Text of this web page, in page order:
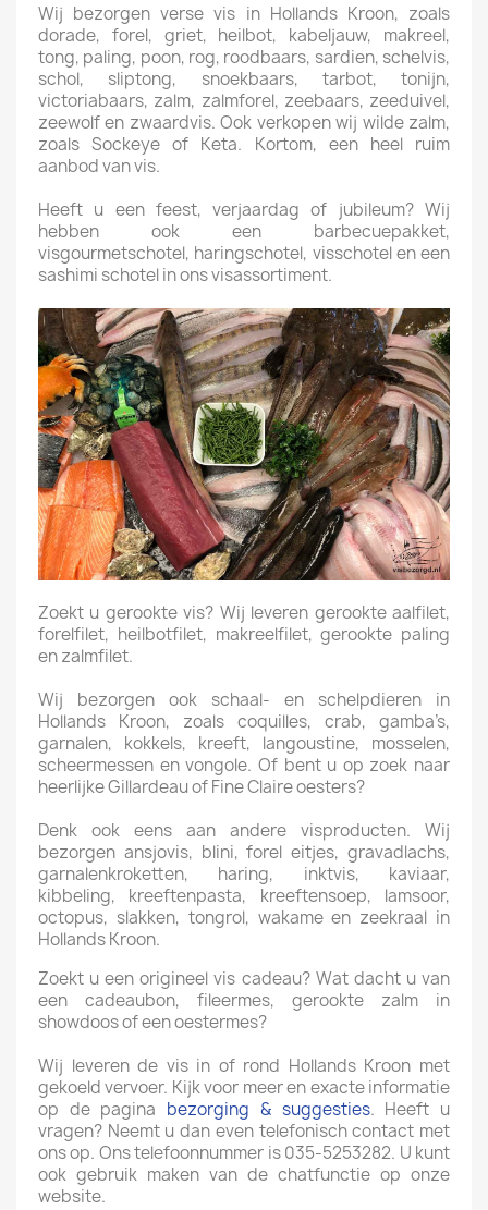
Wij bezorgen verse vis in Hollands Kroon, zoals
dorade, forel, griet, heilbot, kabeljauw, makreel,
tong, paling, poon, rog, roodbaars, sardien, schelvis,
schol, sliptong, snoekbaars, tarbot, tonijn,
victoriabaars, zalm, zalmforel, zeebaars, zeeduivel,
zeewolf en zwaardvis. Ook verkopen wij wilde zalm,
zoals Sockeye of Keta. Kortom, een heel ruim
aanbod van vis.
Heeft u een feest, verjaardag of jubileum? Wij
hebben ook een barbecuepakket,
visgourmetschotel, haringschotel, visschotel en een
sashimi schotel in ons visassortiment.
Zoekt u gerookte vis? Wij leveren gerookte aalfilet,
forelfilet, heilbotfilet, makreelfilet, gerookte paling
en zalmfilet.
Wij bezorgen ook schaal- en schelpdieren in
Hollands Kroon, zoals coquilles, crab, gamba’s,
garnalen, kokkels, kreeft, langoustine, mosselen,
scheermessen en vongole. Of bent u op zoek naar
heerlijke Gillardeau of Fine Claire oesters?
Denk ook eens aan andere visproducten. Wij
bezorgen ansjovis, blini, forel eitjes, gravadlachs,
garnalenkroketten, haring, inktvis, kaviaar,
kibbeling, kreeftenpasta, kreeftensoep, lamsoor,
octopus, slakken, tongrol, wakame en zeekraal in
Hollands Kroon.
Zoekt u een origineel vis cadeau? Wat dacht u van
een cadeaubon, fileermes, gerookte zalm in
showdoos of een oestermes?
Wij leveren de vis in of rond Hollands Kroon met
gekoeld vervoer. Kijk voor meer en exacte informatie
op de pagina bezorging & suggesties. Heeft u
vragen? Neemt u dan even telefonisch contact met
ons op. Ons telefoonnummer is 035-5253282. U kunt
ook gebruik maken van de chatfunctie op onze
website.